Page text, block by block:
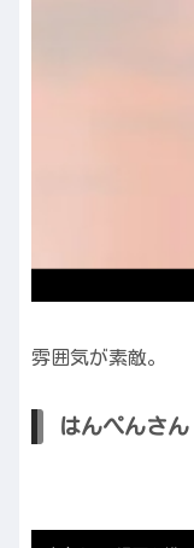
雰囲気が素敵。
はんぺんさん